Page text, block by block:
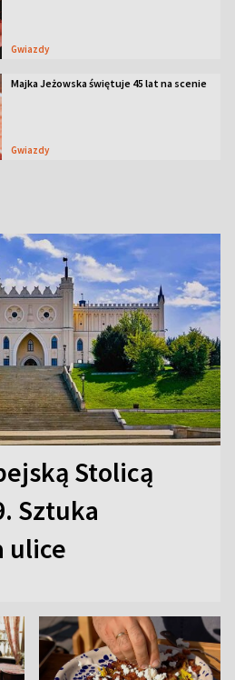
Gwiazdy
Majka Jeżowska świętuje 45 lat na scenie
Gwiazdy
Stolicą
Sztuka
ulice